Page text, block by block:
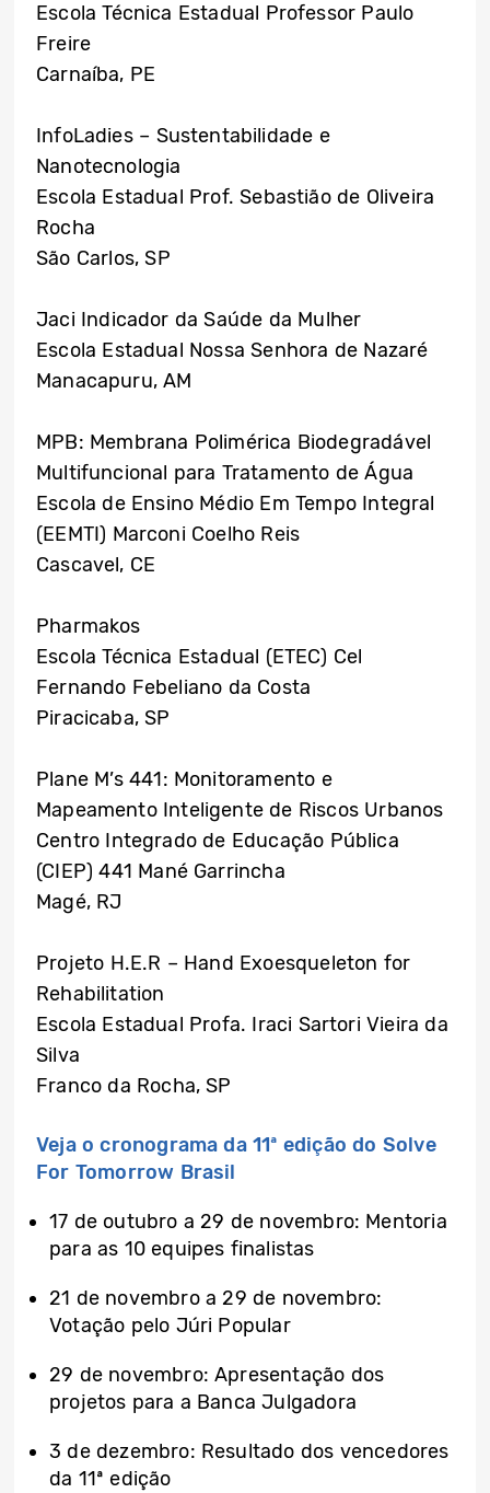
Escola Técnica Estadual Professor Paulo
Freire
Carnaíba, PE
InfoLadies – Sustentabilidade e
Nanotecnologia
Escola Estadual Prof. Sebastião de Oliveira
Rocha
São Carlos, SP
Jaci Indicador da Saúde da Mulher
Escola Estadual Nossa Senhora de Nazaré
Manacapuru, AM
MPB: Membrana Polimérica Biodegradável
Multifuncional para Tratamento de Água
Escola de Ensino Médio Em Tempo Integral
(EEMTI) Marconi Coelho Reis
Cascavel, CE
Pharmakos
Escola Técnica Estadual (ETEC) Cel
Fernando Febeliano da Costa
Piracicaba, SP
Plane M’s 441: Monitoramento e
Mapeamento Inteligente de Riscos Urbanos
Centro Integrado de Educação Pública
(CIEP) 441 Mané Garrincha
Magé, RJ
Projeto H.E.R – Hand Exoesqueleton for
Rehabilitation
Escola Estadual Profa. Iraci Sartori Vieira da
Silva
Franco da Rocha, SP
Veja o cronograma da 11ª edição do Solve
For Tomorrow Brasil
17 de outubro a 29 de novembro: Mentoria
para as 10 equipes finalistas
21 de novembro a 29 de novembro:
Votação pelo Júri Popular
29 de novembro: Apresentação dos
projetos para a Banca Julgadora
3 de dezembro: Resultado dos vencedores
da 11ª edição